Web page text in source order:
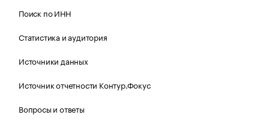
Поиск по ИНН
Статистика и аудитория
Источники данных
Источник отчетности Контур.Фокус
Вопросы и ответы